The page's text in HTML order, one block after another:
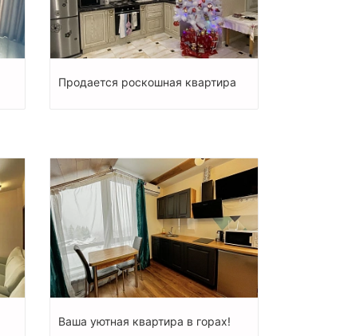
Продается роскошная квартира
Ваша уютная квартира в горах!